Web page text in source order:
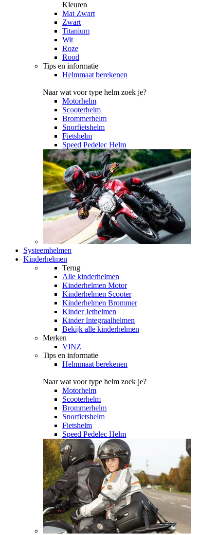
Kleuren
Mat Zwart
Zwart
Titanium
Wit
Roze
Rood
Tips en informatie
Helmmaat berekenen
Naar wat voor type helm zoek je?
Motorhelm
Scooterhelm
Brommerhelm
Snorfietshelm
Fietshelm
Speed Pedelec Helm
Systeemhelmen
Kinderhelmen
Terug
Alle kinderhelmen
Kinderhelmen Motor
Kinderhelmen Scooter
Kinderhelmen Brommer
Kinder Jethelmen
Kinder Integraalhelmen
Bekijk alle kinderhelmen
Merken
VINZ
Tips en informatie
Helmmaat berekenen
Naar wat voor type helm zoek je?
Motorhelm
Scooterhelm
Brommerhelm
Snorfietshelm
Fietshelm
Speed Pedelec Helm